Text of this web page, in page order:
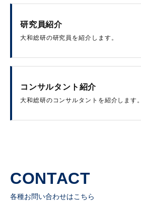
研究員紹介
大和総研の研究員を紹介します。
コンサルタント紹介
大和総研のコンサルタントを紹介します。
CONTACT
各種お問い合わせはこちら